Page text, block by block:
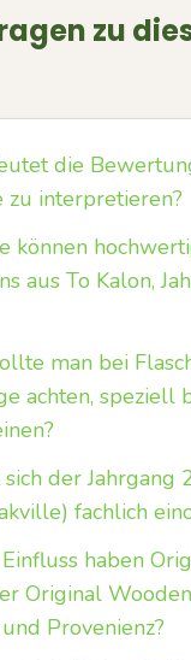
zu
die
zu interpretieren?
können
aus To Kalon,
man bei
achten, speziell
der Jahrgang
fachlich
haben
Original
Provenienz?